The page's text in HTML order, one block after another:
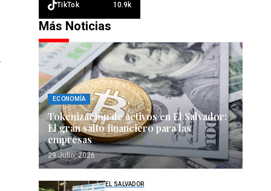
TikTok 10.9k
Más Noticias
ECONOMÍA
Tokenización de activos en El Salvador:
El gran salto financiero para las
empresas
29 Julio, 2026
EL SALVADOR